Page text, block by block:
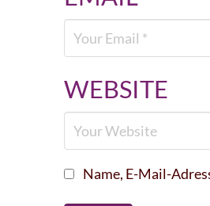
WEBSITE
Name, E-Mail-